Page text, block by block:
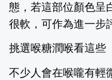
態，若這部位顏色呈
很軟，可作為進一步
挑選喉糖潤喉看這
不少人會在喉嚨有輕